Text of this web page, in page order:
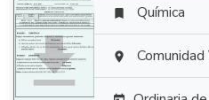

 Química
 Comunidad